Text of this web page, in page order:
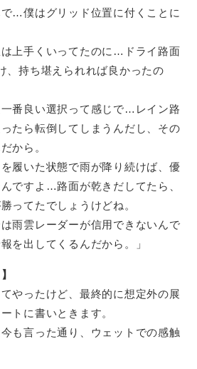
…僕はグリッド位置に付くことに
上手くいってたのに…ドライ路面
、持ち堪えられれば良かったの
番良い選択って感じで…レイン路
たら転倒してしまうんだし、その
から。
履いた状態で雨が降り続けば、優
ですよ…路面が乾きだしてたら、
ってたでしょうけどね。
雨雲レーダーが信用できないんで
を出してくるんだから。」
やったけど、最終的に想定外の展
トに書いときます。
も言った通り、ウェットでの感触